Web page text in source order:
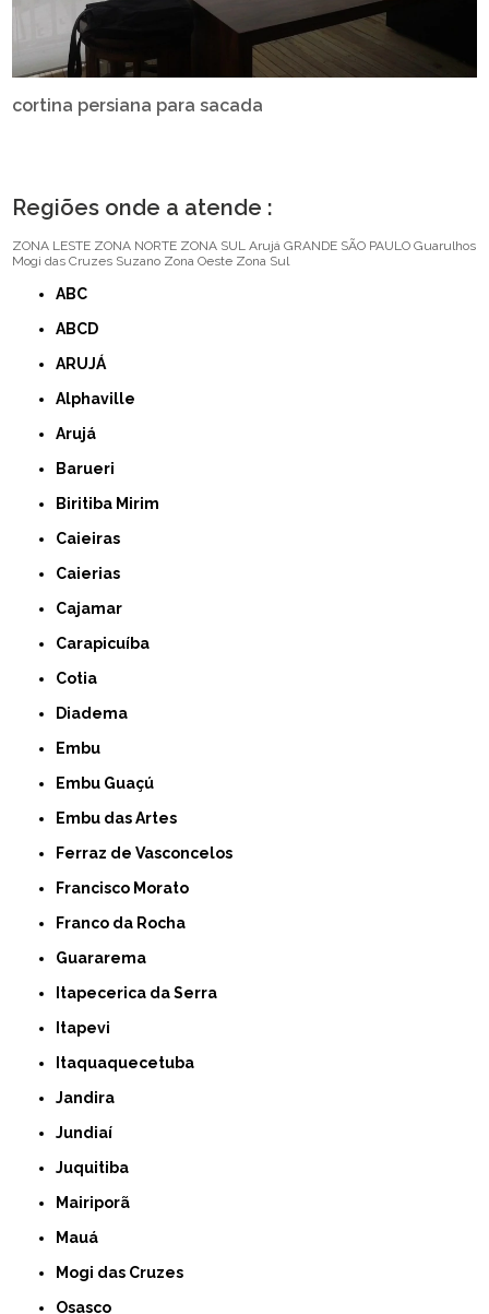
cortina persiana para sacada
Regiões onde a atende :
ZONA LESTE ZONA NORTE ZONA SUL Arujá GRANDE SÃO PAULO Guarulhos
Mogi das Cruzes Suzano Zona Oeste Zona Sul
ABC
ABCD
ARUJÁ
Alphaville
Arujá
Barueri
Biritiba Mirim
Caieiras
Caierias
Cajamar
Carapicuíba
Cotia
Diadema
Embu
Embu Guaçú
Embu das Artes
Ferraz de Vasconcelos
Francisco Morato
Franco da Rocha
Guararema
Itapecerica da Serra
Itapevi
Itaquaquecetuba
Jandira
Jundiaí
Juquitiba
Mairiporã
Mauá
Mogi das Cruzes
Osasco